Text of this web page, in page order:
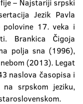
– Najstariji srpski
Jezik Pavla
polovine 17. veka i
Brankica Čigoja
polja sna (1996),
(2013). Legat
naslova časopisa i
srpskom jeziku,